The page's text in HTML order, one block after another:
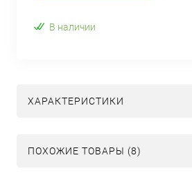
В наличии
ХАРАКТЕРИСТИКИ
ПОХОЖИЕ ТОВАРЫ (8)